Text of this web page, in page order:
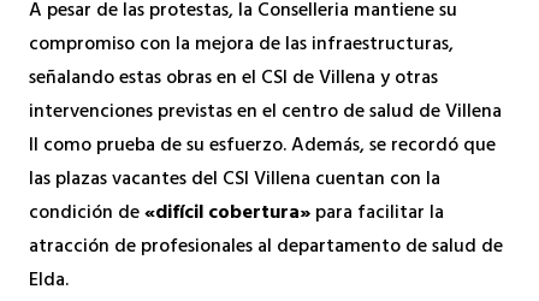
A pesar de las protestas, la Conselleria mantiene su
compromiso con la mejora de las infraestructuras,
señalando estas obras en el CSI de Villena y otras
intervenciones previstas en el centro de salud de Villena
II como prueba de su esfuerzo. Además, se recordó que
las plazas vacantes del CSI Villena cuentan con la
condición de«difícil cobertura»para facilitar la
atracción de profesionales al departamento de salud de
Elda.